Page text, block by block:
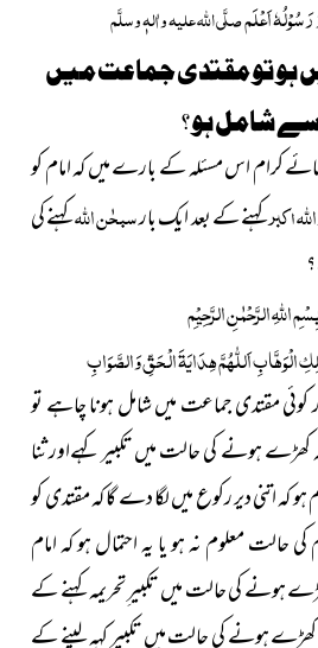
اَعْلَمصلَّی اللہ علیہ واٰلہٖ وسلَّم
ہو تو مقتدی جماعت میں
شامل ہو ؟
کرام اس مسئلہ کے بارے میں کہ امام کو
اللہ اکبرکہنے کے بعد ایک بارسبحٰن اللہکہنے کی
اللّٰہِ الرَّحْمٰنِ الرَّحِیْمِ
الْوَھَّابِ اَللّٰھُمَّ ھِدَایَۃَ الْحَقِّ وَالصَّوَابِ
مقتدی جماعت میں شامل ہونا چاہے تو
ہونے کی حالت میں تکبیر کہےاور ثنا
کہ اتنی دیر رکوع میں لگا دے گا کہ مقتدی کو
حالت معلوم نہ ہو یا یہ احتمال ہو کہ امام
ہونے کی حالت میں تکبیر ِتحریمہ کہنے کے
کھڑے ہونے کی حالت میں تکبیر کہہ لینے کے